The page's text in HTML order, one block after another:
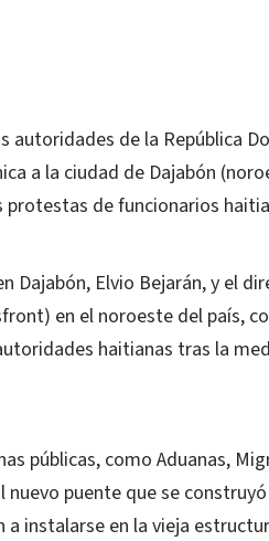
autoridades de la República
a la ciudad de Dajabón
de funcionarios
Dajabón, Elvio Bejarán, y el
en el noroeste del país,
haitianas tras la
públicas, como Aduanas,
puente que se
instalarse en la vieja